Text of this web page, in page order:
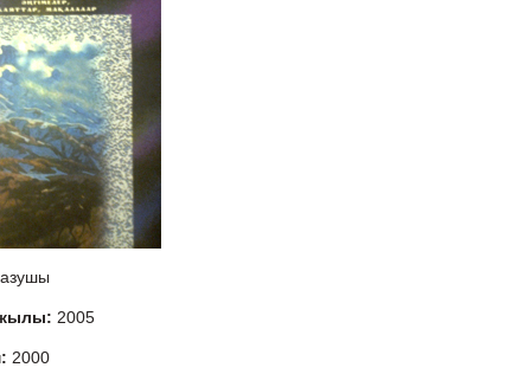
2005
2000